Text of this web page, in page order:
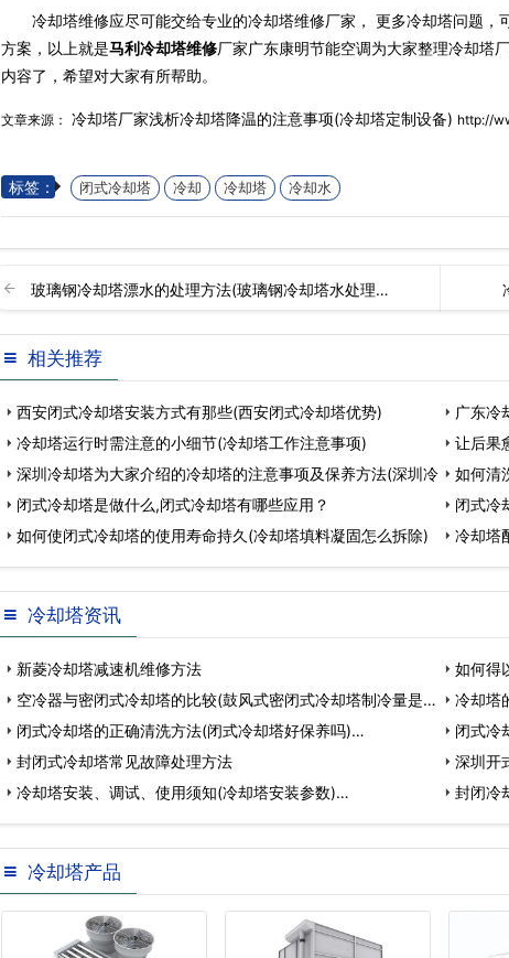
冷却塔维修应尽可能交给专业的冷却塔维修厂家， 更多冷却塔问题
方案，以上就是马利冷却塔维修厂家广东康明节能空调为大家整理冷却塔
内容了，希望对大家有所帮助。
文章来源： 冷却塔厂家浅析冷却塔降温的注意事项(冷却塔定制设备) http://
标签： 闭式冷却塔 冷却 冷却塔 冷却水
玻璃钢冷却塔漂水的处理方法(玻璃钢冷却塔水处理…
相关推荐
西安闭式冷却塔安装方式有那些(西安闭式冷却塔优势)
广东冷
冷却塔运行时需注意的小细节(冷却塔工作注意事项)
让后果
深圳冷却塔为大家介绍的冷却塔的注意事项及保养方法(深圳冷
如何清
闭式冷却塔是做什么,闭式冷却塔有哪些应用？
闭式冷
如何使闭式冷却塔的使用寿命持久(冷却塔填料凝固怎么拆除)
冷却塔
冷却塔资讯
新菱冷却塔减速机维修方法
如何得
空冷器与密闭式冷却塔的比较(鼓风式密闭式冷却塔制冷量是
多…
冷却塔
闭式冷却塔的正确清洗方法(闭式冷却塔好保养吗)…
闭式冷
封闭式冷却塔常见故障处理方法
深圳开
冷却塔安装、调试、使用须知(冷却塔安装参数)…
封闭冷
冷却塔产品